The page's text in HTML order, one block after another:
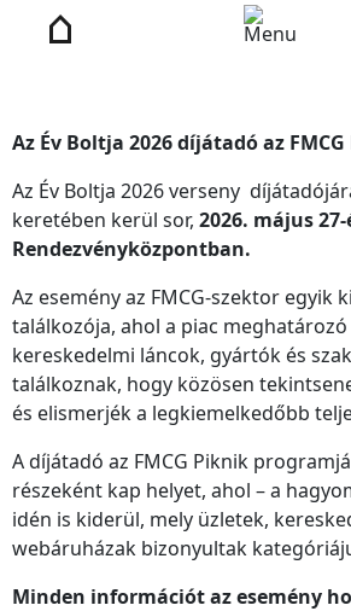
Az Év Boltja 2026 díjátadó az
Az Év Boltja 2026 verseny
keretében kerül sor, 2026. május 27-
Rendezvényközpontban.
Az esemény az FMCG-szektor egyik
találkozója, ahol a piac
kereskedelmi láncok, gyártók és
találkoznak, hogy közösen
és elismerjék a legkiemelkedőbb
A díjátadó az FMCG Piknik
részeként kap helyet, ahol – a
idén is kiderül, mely üzletek,
webáruházak bizonyultak
Minden információt az esemény